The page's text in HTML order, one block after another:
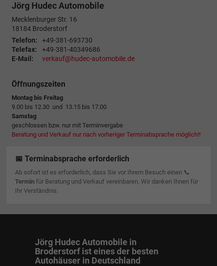
Jörg Hudec Automobile
Mecklenburger Str. 16
18184 Broderstorf
Telefon:
+49-381-693730
Telefax:
+49-381-40349686
E-Mail:
verkauf@hudec-automobile.de
Öffnungszeiten
Montag bis Freitag
9.00 bis 12.30 und 13.15 bis 17.00
Samstag
geschlossen bzw. nur mit Terminvergabe
Beratung und Verkauf nur nach vorheriger Terminabsprache möglich!!
📅 Terminabsprache erforderlich
Ab sofort ist es erforderlich, dass Sie vor Ihrem Besuch einen 📞
Terminfür Beratung und Verkauf vereinbaren. Wir danken Ihnen für
Ihr Verständnis.
Jörg Hudec Automobile in
Broderstorf ist eines der besten
Autohäuser in Deutschland